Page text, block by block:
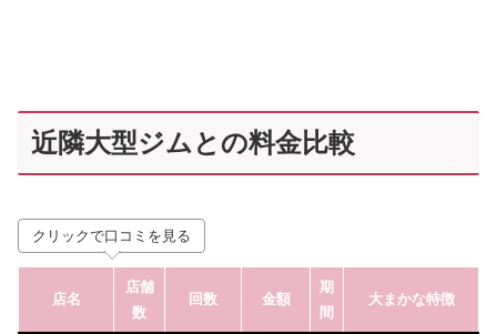
近隣大型ジムとの料金比較
クリックで口コミを見る
店名
店舗
数
回数 金額
期
間
大まかな特徴